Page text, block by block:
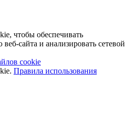
чтобы обеспечивать
сайта и анализировать сетевой
cookie
Правила использования